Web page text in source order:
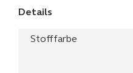
Details
Stofffarbe